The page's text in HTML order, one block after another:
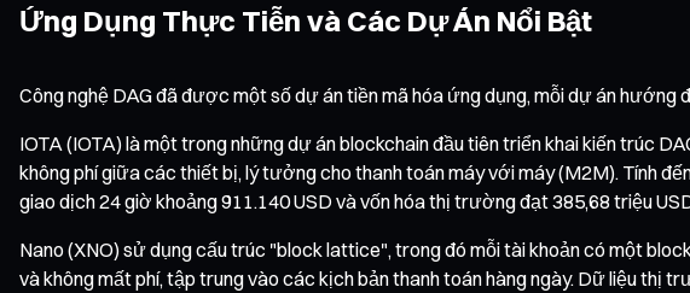
Ứng Dụng Thực Tiễn và Các Dự Án Nổi Bật
Công nghệ DAG đã được một số dự án tiền mã hóa ứng dụng, mỗi dự án
IOTA (IOTA) là một trong những dự án blockchain đầu tiên triển khai kiến trúc
không phí giữa các thiết bị, lý tưởng cho thanh toán máy với máy (M2M). Tính
giao dịch 24 giờ khoảng 911.140 USD và vốn hóa thị trường đạt 385,68 triệu
Nano (XNO) sử dụng cấu trúc "block lattice", trong đó mỗi tài khoản có một
và không mất phí, tập trung vào các kịch bản thanh toán hàng ngày. Dữ liệu thị